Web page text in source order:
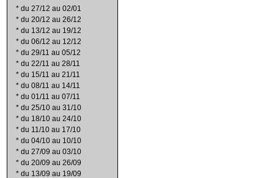
* du 27/12 au 02/01
* du 20/12 au 26/12
* du 13/12 au 19/12
* du 06/12 au 12/12
* du 29/11 au 05/12
* du 22/11 au 28/11
* du 15/11 au 21/11
* du 08/11 au 14/11
* du 01/11 au 07/11
* du 25/10 au 31/10
* du 18/10 au 24/10
* du 11/10 au 17/10
* du 04/10 au 10/10
* du 27/09 au 03/10
* du 20/09 au 26/09
* du 13/09 au 19/09